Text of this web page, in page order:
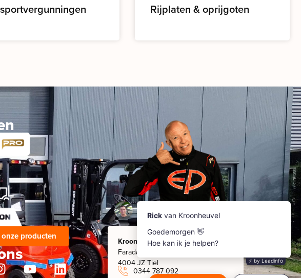
Rijplaten & oprijgoten
producten
Kroonheuvel
Faradaystraat 8
4004 JZ Tiel
0344 787 092